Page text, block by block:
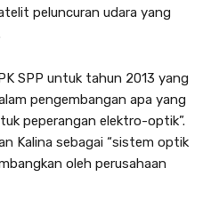
peluncuran udara yang
SPP untuk tahun 2013 yang
pengembangan apa yang
peperangan elektro-optik”.
Kalina sebagai “sistem optik
oleh perusahaan